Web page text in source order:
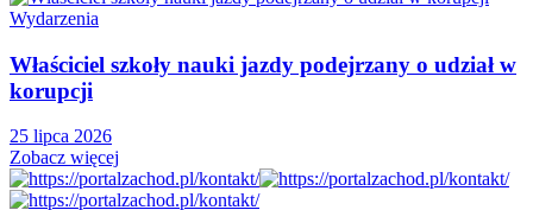
Wydarzenia
Właściciel szkoły nauki jazdy podejrzany o udział w
korupcji
25 lipca 2026
Zobacz więcej